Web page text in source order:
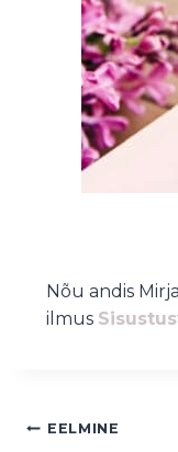
Nõu andis
ilmus
EELMINE